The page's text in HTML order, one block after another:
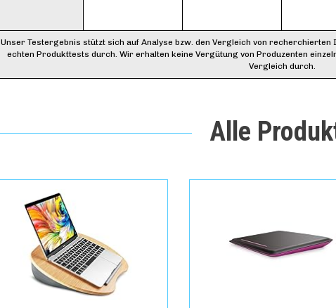
Unser Testergebnis stützt sich auf Analyse bzw. den Vergleich von
echten Produkttests durch. Wir erhalten keine Vergütung von Produzenten
Vergleich durch.
Alle